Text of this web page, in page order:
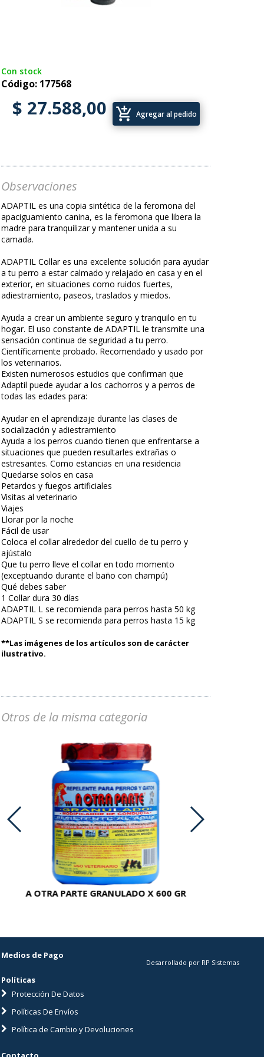
Con stock
Código: 177568
$ 27.588,00 add_shopping_cart Agregar al pedido
Observaciones
ADAPTIL es una copia sintética de la feromona del
apaciguamiento canina, es la feromona que libera la
madre para tranquilizar y mantener unida a su
camada.
ADAPTIL Collar es una excelente solución para ayudar
a tu perro a estar calmado y relajado en casa y en el
exterior, en situaciones como ruidos fuertes,
adiestramiento, paseos, traslados y miedos.
Ayuda a crear un ambiente seguro y tranquilo en tu
hogar. El uso constante de ADAPTIL le transmite una
sensación continua de seguridad a tu perro.
Científicamente probado. Recomendado y usado por
los veterinarios.
Existen numerosos estudios que confirman que
Adaptil puede ayudar a los cachorros y a perros de
todas las edades para:
Ayudar en el aprendizaje durante las clases de
socialización y adiestramiento
Ayuda a los perros cuando tienen que enfrentarse a
situaciones que pueden resultarles extrañas o
estresantes. Como estancias en una residencia
Quedarse solos en casa
Petardos y fuegos artificiales
Visitas al veterinario
Viajes
Llorar por la noche
Fácil de usar
Coloca el collar alrededor del cuello de tu perro y
ajústalo
Que tu perro lleve el collar en todo momento
(exceptuando durante el baño con champú)
Qué debes saber
1 Collar dura 30 días
ADAPTIL L se recomienda para perros hasta 50 kg
ADAPTIL S se recomienda para perros hasta 15 kg
**Las imágenes de los artículos son de carácter
ilustrativo.
Otros de la misma categoria
A OTRA PARTE GRANULADO X 600 GR
Medios de Pago
Políticas
Protección De Datos
Políticas De Envíos
Política de Cambio y Devoluciones
Desarrollado por RP Sistemas